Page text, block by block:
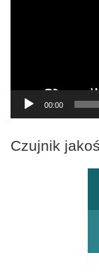
00:00
Czujnik